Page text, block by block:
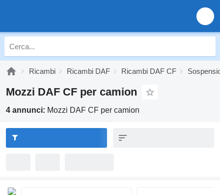
Ricambi Ricambi DAF Ricambi DAF CF
Mozzi DAF CF per camion
4 annunci: Mozzi DAF CF per camion